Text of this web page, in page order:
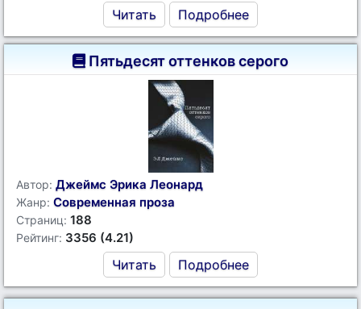
Читать Подробнее
Пятьдесят оттенков серого
Автор: Джеймс Эрика Леонард
Жанр: Современная проза
Страниц: 188
Рейтинг: 3356 (4.21)
Читать Подробнее